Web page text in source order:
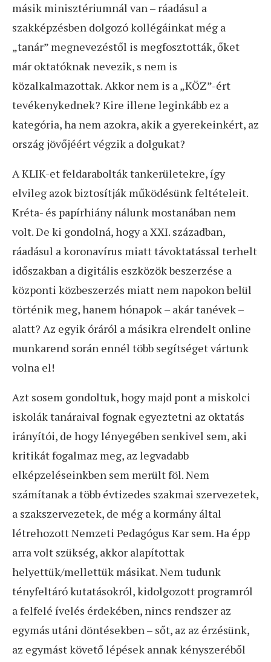
másik minisztériumnál van – ráadásul a
szakképzésben dolgozó kollégáinkat még a
„tanár” megnevezéstől is megfosztották, őket
már oktatóknak nevezik, s nem is
közalkalmazottak. Akkor nem is a „KÖZ”-ért
tevékenykednek? Kire illene leginkább ez a
kategória, ha nem azokra, akik a gyerekeinkért, az
ország jövőjéért végzik a dolgukat?
A KLIK-et feldarabolták tankerületekre, így
elvileg azok biztosítják működésünk feltételeit.
Kréta- és papírhiány nálunk mostanában nem
volt. De ki gondolná, hogy a XXI. században,
ráadásul a koronavírus miatt távoktatással terhelt
időszakban a digitális eszközök beszerzése a
központi közbeszerzés miatt nem napokon belül
történik meg, hanem hónapok – akár tanévek –
alatt? Az egyik óráról a másikra elrendelt online
munkarend során ennél több segítséget vártunk
volna el!
Azt sosem gondoltuk, hogy majd pont a miskolci
iskolák tanáraival fognak egyeztetni az oktatás
irányítói, de hogy lényegében senkivel sem, aki
kritikát fogalmaz meg, az legvadabb
elképzeléseinkben sem merült föl. Nem
számítanak a több évtizedes szakmai szervezetek,
a szakszervezetek, de még a kormány által
létrehozott Nemzeti Pedagógus Kar sem. Ha épp
arra volt szükség, akkor alapítottak
helyettük/mellettük másikat. Nem tudunk
tényfeltáró kutatásokról, kidolgozott programról
a felfelé ívelés érdekében, nincs rendszer az
egymás utáni döntésekben – sőt, az az érzésünk,
az egymást követő lépések annak kényszeréből